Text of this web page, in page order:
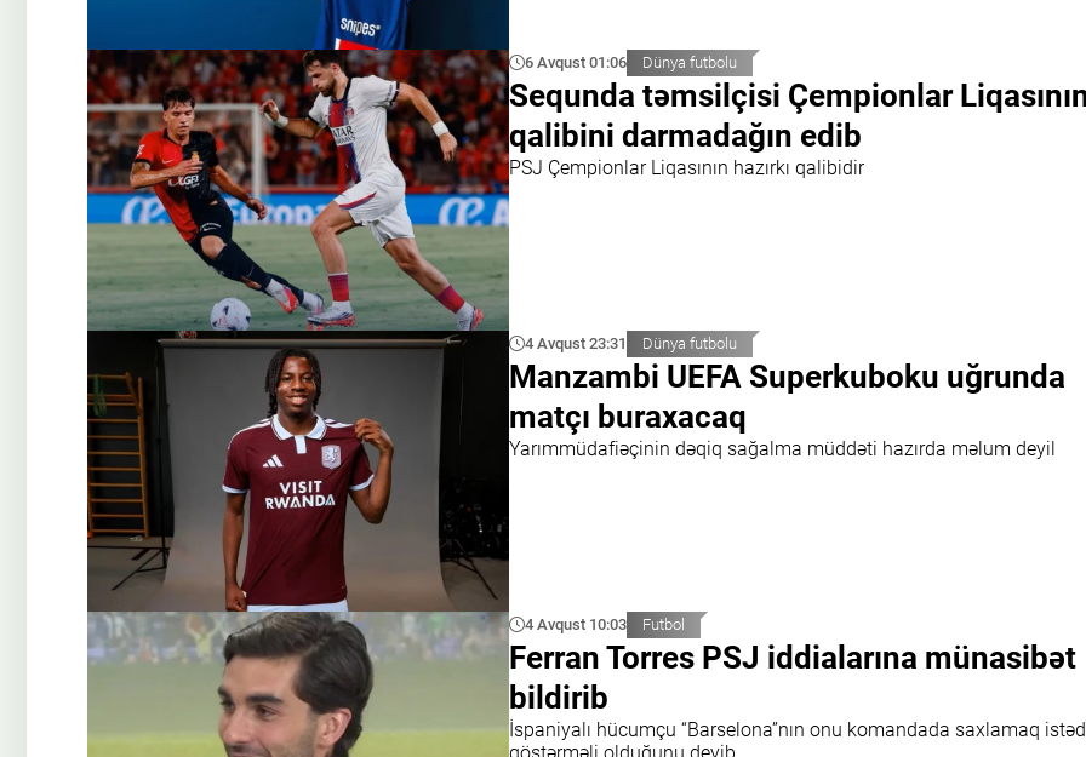
6 Avqust 01:06 Dünya futbolu
Sequnda təmsilçisi Çempionlar
qalibini darmadağın edib
PSJ Çempionlar Liqasının hazırkı qalibidir
4 Avqust 23:31 Dünya futbolu
Manzambi UEFA Superkuboku uğrunda
matçı buraxacaq
Yarımmüdafiəçinin dəqiq sağalma müddəti hazırda məlum deyil
4 Avqust 10:03 Futbol
Ferran Torres PSJ iddialarına münasibət
bildirib
İspaniyalı hücumçu “Barselona”nın onu komandada saxlamaq